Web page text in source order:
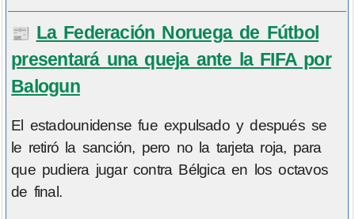
📰 La Federación Noruega de Fútbol
presentará una queja ante la FIFA por
Balogun
El estadounidense fue expulsado y después se
le retiró la sanción, pero no la tarjeta roja, para
que pudiera jugar contra Bélgica en los octavos
de final.